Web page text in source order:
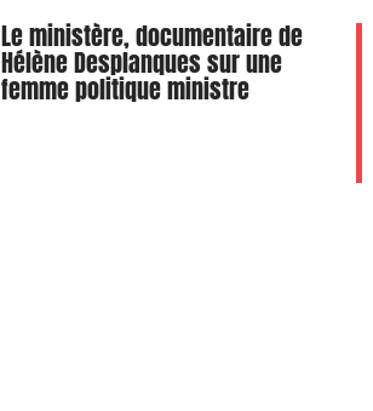
Le ministère, documentaire de
Hélène Desplanques sur une
femme politique ministre